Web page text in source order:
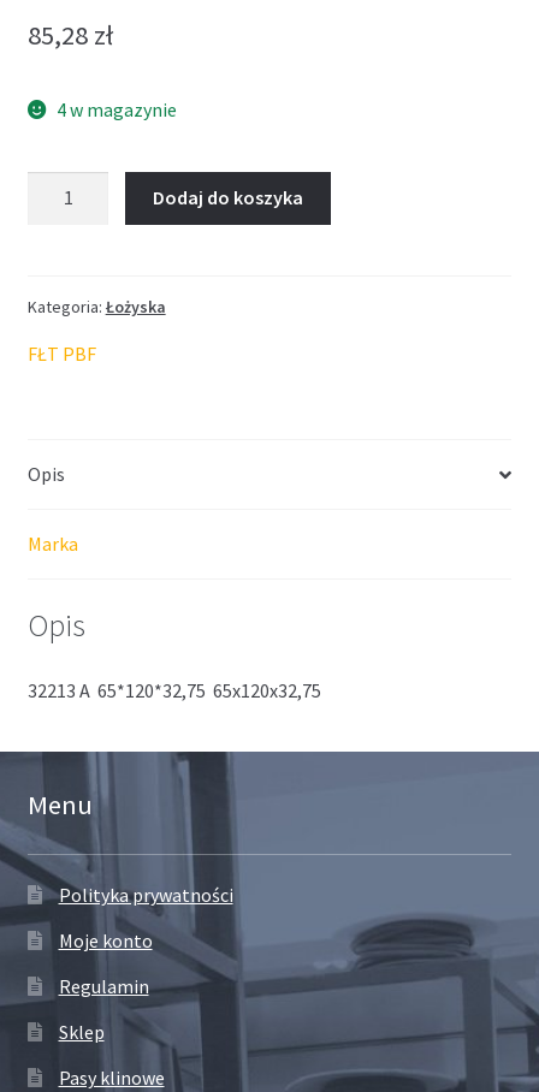
85,28 zł
4 w magazynie
Dodaj do koszyka
Kategoria: Łożyska
FŁT PBF
Opis
Marka
Opis
32213 A 65*120*32,75 65x120x32,75
Menu
Polityka prywatności
Moje konto
Regulamin
Sklep
Pasy klinowe